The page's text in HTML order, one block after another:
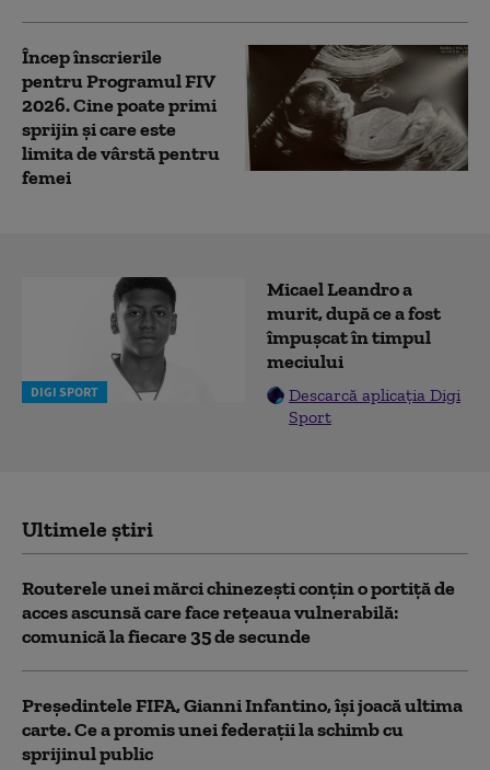
Încep înscrierile
pentru Programul FIV
2026. Cine poate primi
sprijin și care este
limita de vârstă pentru
femei
DIGI SPORT
Micael Leandro a
murit, după ce a fost
împușcat în timpul
meciului
Descarcă aplicația Digi
Sport
Ultimele știri
Routerele unei mărci chinezești conțin o portiță de
acces ascunsă care face rețeaua vulnerabilă:
comunică la fiecare 35 de secunde
Președintele FIFA, Gianni Infantino, îşi joacă ultima
carte. Ce a promis unei federații la schimb cu
sprijinul public